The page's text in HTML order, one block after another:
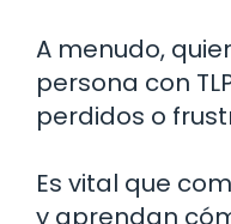
A menudo,
persona con
perdidos o
Es vital que
y aprendan